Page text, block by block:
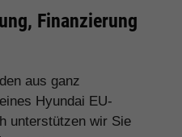
Finanzierung
aus ganz
Hyundai EU-
unterstützen wir Sie